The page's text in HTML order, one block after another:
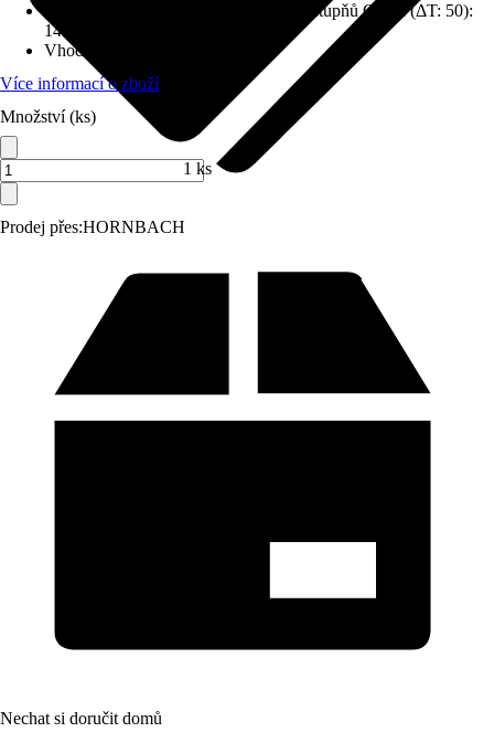
Prodej přes:HORNBACH
Tepelný výkon při přívodní teplotě 75 stupňů Celsia (ΔT: 50):
149 W
Vhodné pro
Více informací o zboží
Množství (ks)
1 ks
Nechat si doručit domů